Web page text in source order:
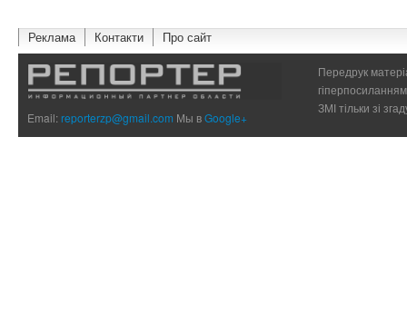
Реклама Контакти Про сайт
Email:reporterzp@gmail.com Мы вGoogle+
Передрук
ЗМІ тільки зі